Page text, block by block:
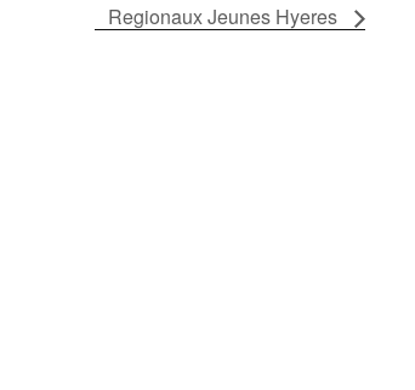
Regionaux Jeunes Hyeres